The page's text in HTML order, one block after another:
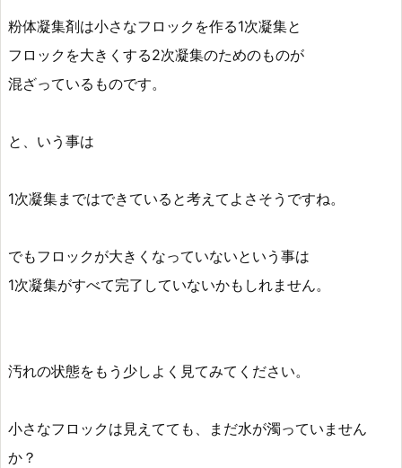
粉体凝集剤は小さなフロックを作る1次凝集と
フロックを大きくする2次凝集のためのものが
混ざっているものです。
と、いう事は
1次凝集まではできていると考えてよさそうですね。
でもフロックが大きくなっていないという事は
1次凝集がすべて完了していないかもしれません。
汚れの状態をもう少しよく見てみてください。
小さなフロックは見えてても、まだ水が濁っていません
か？